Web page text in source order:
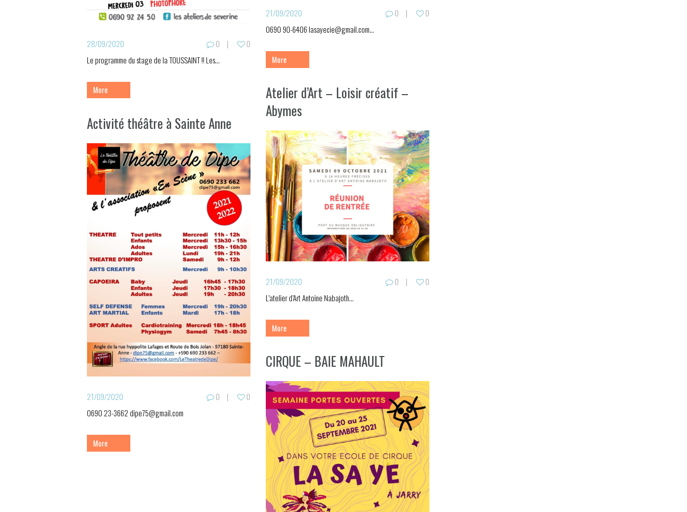
28/09/2020 0
0
Le programme du stage de la TOUSSAINT !! Les...
More
21/09/2020 0
0
0690 90-6406 lasayecie@gmail.com...
More
Atelier d’Art – Loisir créatif –
Abymes
21/09/2020 0
0
L’atelier d’Art Antoine Nabajoth...
More
Activité théâtre à Sainte Anne
21/09/2020 0
0
0690 23-3662 dipe75@gmail.com
More
CIRQUE – BAIE MAHAULT